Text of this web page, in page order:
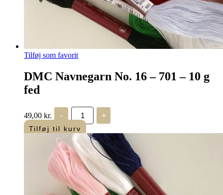
Tilføj som favorit
DMC Navnegarn No. 16 – 701 – 10 g
fed
49,00 kr. -
DMC
Navnegarn
No.
16
-
701
-
10
g
fed
antal
+
Tilføj til kurv